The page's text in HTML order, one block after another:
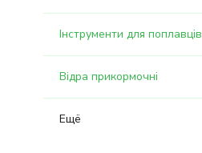
Інструменти для поплавців
Відра прикормочні
Ещё